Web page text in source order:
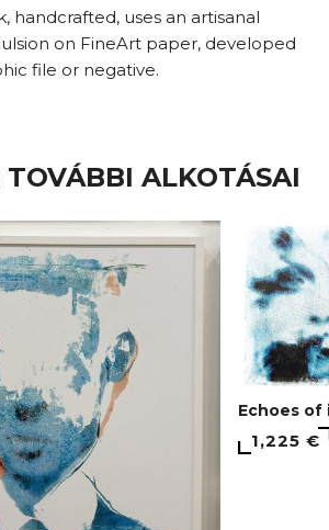
handcrafted, uses an artisanal
on FineArt paper, developed
file or negative.
ALKOTÁSAI
Echoes
1,225 €